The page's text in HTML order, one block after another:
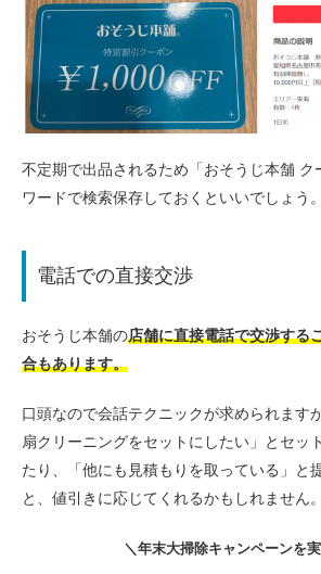
不定期で出品されるため「おそうじ本舗 ク
ワードで検索保存しておくといいでしょう。
電話での直接交渉
おそうじ本舗の店舗に直接電話で交渉する
合もあります。
口頭なので会話テクニックが求められます
扇クリーニングをセットにしたい」とセッ
たり、「他にも見積もりを取っている」と
と、値引きに応じてくれるかもしれません。
＼年末大掃除キャンペーンを